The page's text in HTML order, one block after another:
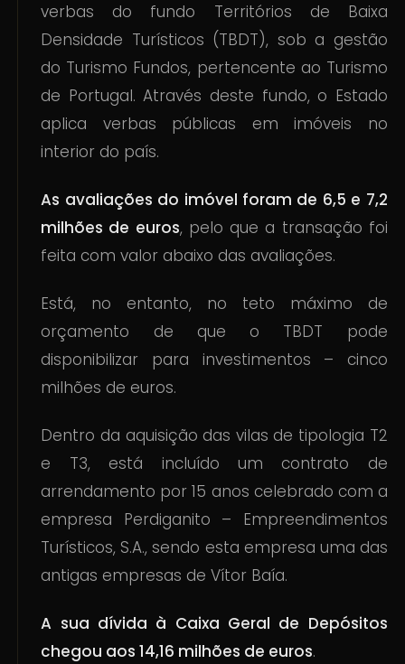
verbas do fundo Territórios de Baixa
Densidade Turísticos (TBDT), sob a gestão
do Turismo Fundos, pertencente ao Turismo
de Portugal. Através deste fundo, o Estado
aplica verbas públicas em imóveis no
interior do país.
As avaliações do imóvel foram de 6,5 e 7,2
milhões de euros, pelo que a transação foi
feita com valor abaixo das avaliações.
Está, no entanto, no teto máximo de
orçamento de que o TBDT pode
disponibilizar para investimentos – cinco
milhões de euros.
Dentro da aquisição das vilas de tipologia T2
e T3, está incluído um contrato de
arrendamento por 15 anos celebrado com a
empresa Perdiganito – Empreendimentos
Turísticos, S.A., sendo esta empresa uma das
antigas empresas de Vítor Baía.
A sua dívida à Caixa Geral de Depósitos
chegou aos 14,16 milhões de euros.